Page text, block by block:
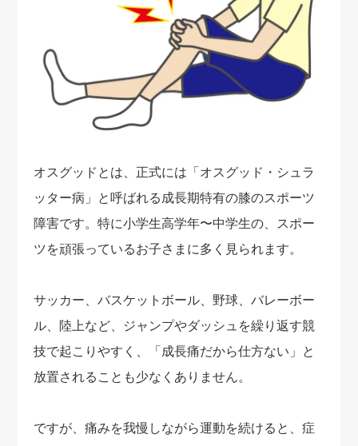
オスグッドとは、正式には「オスグッド・シュラ
ッター病」と呼ばれる成長期特有の膝のスポーツ
障害です。特に小学生高学年〜中学生の、スポー
ツを頑張っているお子さまに多く見られます。
サッカー、バスケットボール、野球、バレーボー
ル、陸上など、ジャンプやダッシュを繰り返す競
技で起こりやすく、「成長痛だから仕方ない」と
放置されることも少なくありません。
ですが、痛みを我慢しながら運動を続けると、症